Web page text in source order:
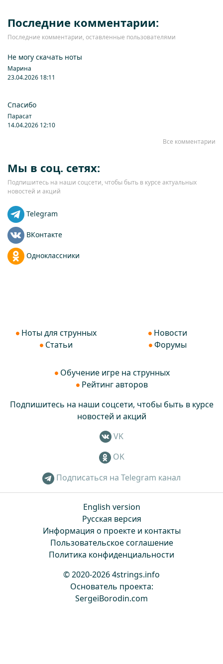
Последние комментарии:
Последние комментарии, оставленные пользователями
Не могу скачать ноты
Марина
23.04.2026 18:11
Спасибо
Парасат
14.04.2026 12:10
Все комментарии
Мы в соц. сетях:
Подпишитесь на наши соцсети, чтобы быть в курсе актуальных
новостей и акций
Telegram
ВКонтакте
Одноклассники
Ноты для струнных
Статьи
Новости
Форумы
Обучение игре на струнных
Рейтинг авторов
Подпишитесь на наши соцсети, чтобы быть в курсе
новостей и акций
VK
OK
Подписаться на Telegram канал
English version
Русская версия
Информация о проекте и контакты
Пользовательское соглашение
Политика конфиденциальности
© 2020-2026 4strings.info
Основатель проекта:
SergeiBorodin.com